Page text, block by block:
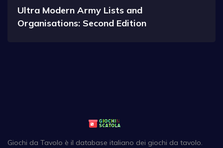
Ultra Modern Army Lists and
Organisations: Second Edition
Giochi da Tavolo è il database italiano dei giochi da tavolo.